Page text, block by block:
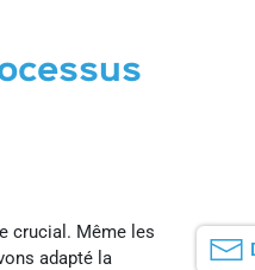
crucial. Même les
adapté la